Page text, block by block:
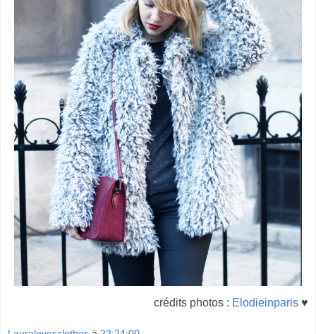
crédits photos : Elodieinparis ♥